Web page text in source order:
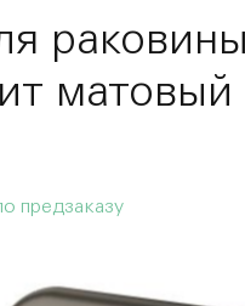
матовый
предзаказу